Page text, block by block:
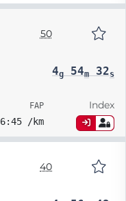
50
4g54m32s
FAP
6:45 /km
Index
40